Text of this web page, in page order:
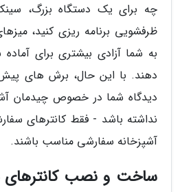
چه برای یک دستگاه بزرگ،
ظرفشویی برنامه ریزی کنید،
به شما آزادی بیشتری برای
دهند. با این حال، برش های
دیدگاه شما در خصوص چیدمان
نداشته باشد - فقط کانترهای
آشپزخانه سفارشی مناسب باشند.
ساخت و نصب کانترهای